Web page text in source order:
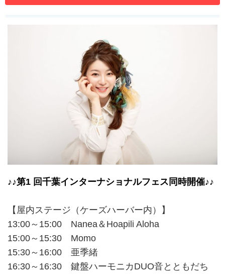
♪♪第1 回千葉インターナショナルフェス同時開催♪♪
【屋内ステージ（ケーズハーバー内）】
13:00～15:00 Nanea＆Hoapili Aloha
15:00～15:30 Momo
15:30～16:00 亜季緒
16:30～16:30 鍵盤ハーモニカDUO音とともだち